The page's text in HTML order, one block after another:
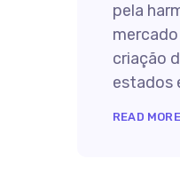
pela
criação
estados
READ MORE